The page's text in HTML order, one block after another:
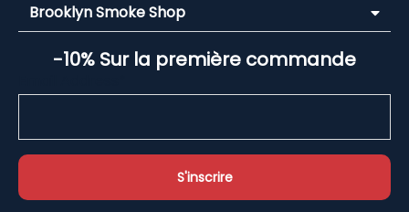
Brooklyn Smoke Shop
-10% Sur la première commande